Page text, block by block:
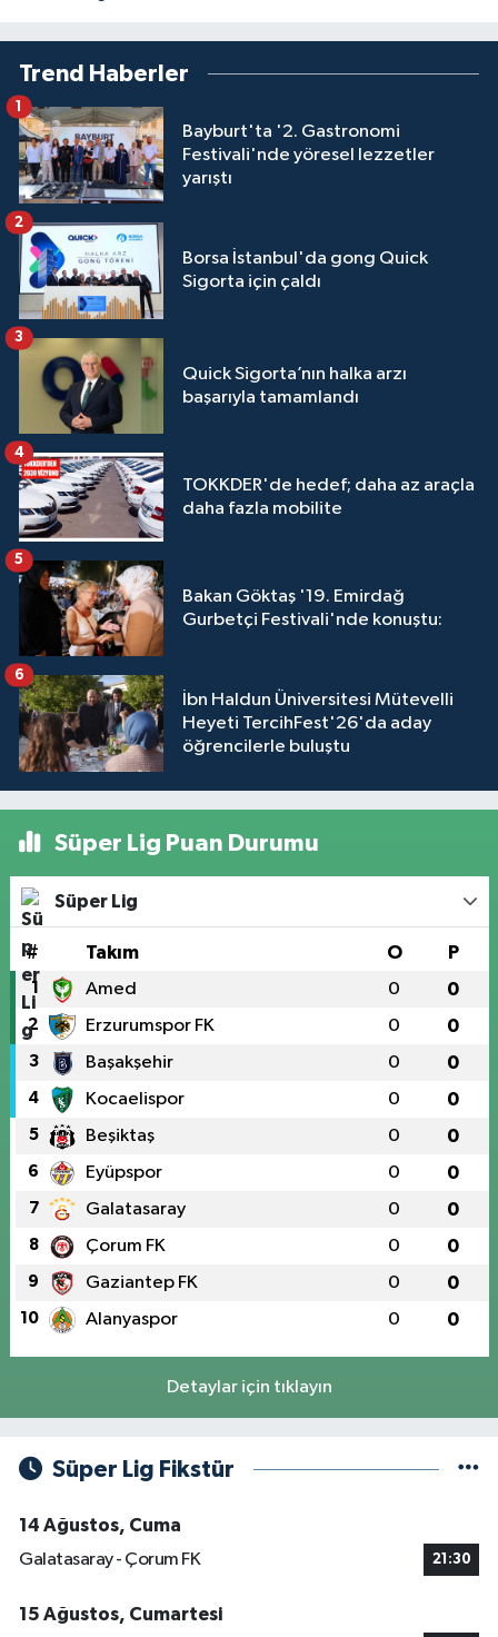
Trend Haberler
Bayburt'ta '2. Gastronomi
Festivali'nde yöresel lezzetler
yarıştı
1
Borsa İstanbul'da gong Quick
Sigorta için çaldı
2
Quick Sigorta’nın halka arzı
başarıyla tamamlandı
3
TOKKDER'de hedef; daha az araçla
daha fazla mobilite
4
Bakan Göktaş '19. Emirdağ
Gurbetçi Festivali'nde konuştu:
5
İbn Haldun Üniversitesi Mütevelli
Heyeti TercihFest'26'da aday
öğrencilerle buluştu
6
Süper Lig Puan Durumu
Süper Lig
# Takım O P
1 Amed 0 0
2 Erzurumspor FK 0 0
3 Başakşehir 0 0
4 Kocaelispor 0 0
5 Beşiktaş 0 0
6 Eyüpspor 0 0
7 Galatasaray 0 0
8 Çorum FK 0 0
9 Gaziantep FK 0 0
10 Alanyaspor 0 0
Detaylar için tıklayın
Süper Lig Fikstür
14 Ağustos, Cuma
Galatasaray - Çorum FK
21:30
15 Ağustos, Cumartesi